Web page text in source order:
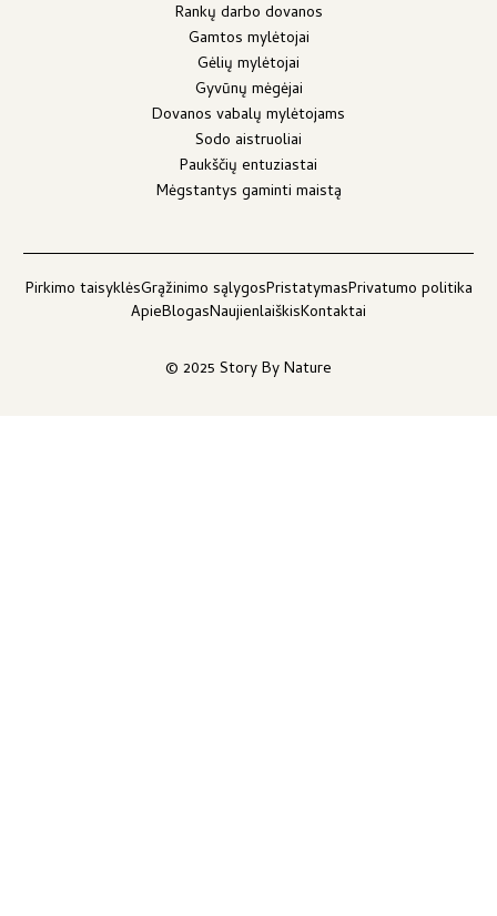
Rankų darbo dovanos
Gamtos mylėtojai
Gėlių mylėtojai
Gyvūnų mėgėjai
Dovanos vabalų mylėtojams
Sodo aistruoliai
Paukščių entuziastai
Mėgstantys gaminti maistą
© 2025 Story By Nature
Pirkimo taisyklėsGrąžinimo sąlygosPristatymasPrivatumo politika
ApieBlogasNaujienlaiškisKontaktai